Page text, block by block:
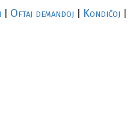
Oftaj demandoj Kondiĉoj